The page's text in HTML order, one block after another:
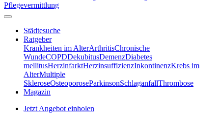
Städtesuche
Ratgeber
Krankheiten im AlterArthritisChronische
WundeCOPDDekubitusDemenzDiabetes
mellitusHerzinfarktHerzinsuffizienzInkontinenzKrebs im
AlterMultiple
SkleroseOsteoporoseParkinsonSchlaganfallThrombose
Magazin
Jetzt Angebot einholen